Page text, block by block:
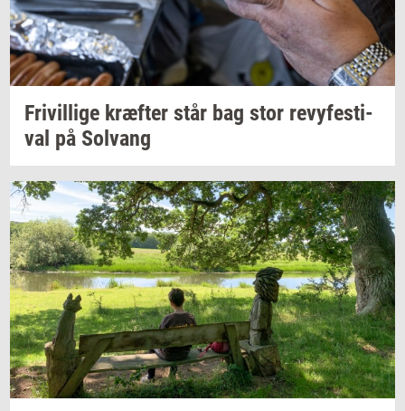
Fri­vil­li­ge kræf­ter står bag stor revy­festi­
val på Solvang